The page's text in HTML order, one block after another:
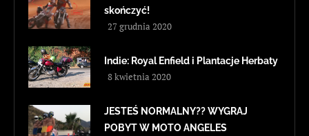
skończyć!
27 grudnia 2020
Indie: Royal Enfield i Plantacje Herbaty
8 kwietnia 2020
JESTEŚ NORMALNY?? WYGRAJ
POBYT W MOTO ANGELES